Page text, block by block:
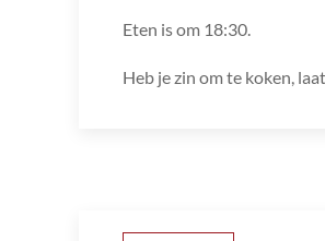
Eten is om 18:30.
Heb je zin om te koken,